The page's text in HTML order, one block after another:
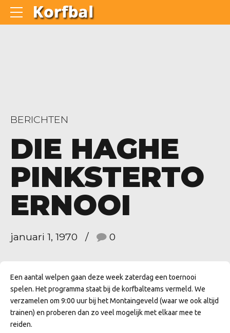
BERICHTEN
DIE HAGHE
PINKSTERTO
ERNOOI
januari 1, 1970 0
Een aantal welpen gaan deze week zaterdag een toernooi
spelen. Het programma staat bij de korfbalteams vermeld. We
verzamelen om 9:00 uur bij het Montaingeveld (waar we ook altijd
trainen) en proberen dan zo veel mogelijk met elkaar mee te
reiden.